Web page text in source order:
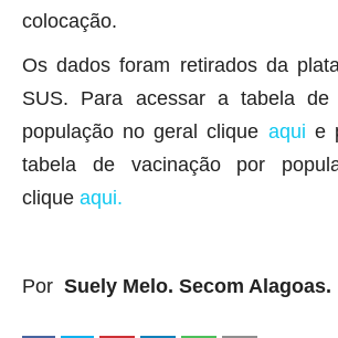
colocação.
Os dados foram retirados da
SUS. Para acessar a tabela de
população no geral clique aqui e
tabela de vacinação por
clique aqui.
Por Suely Melo. Secom Alagoas.